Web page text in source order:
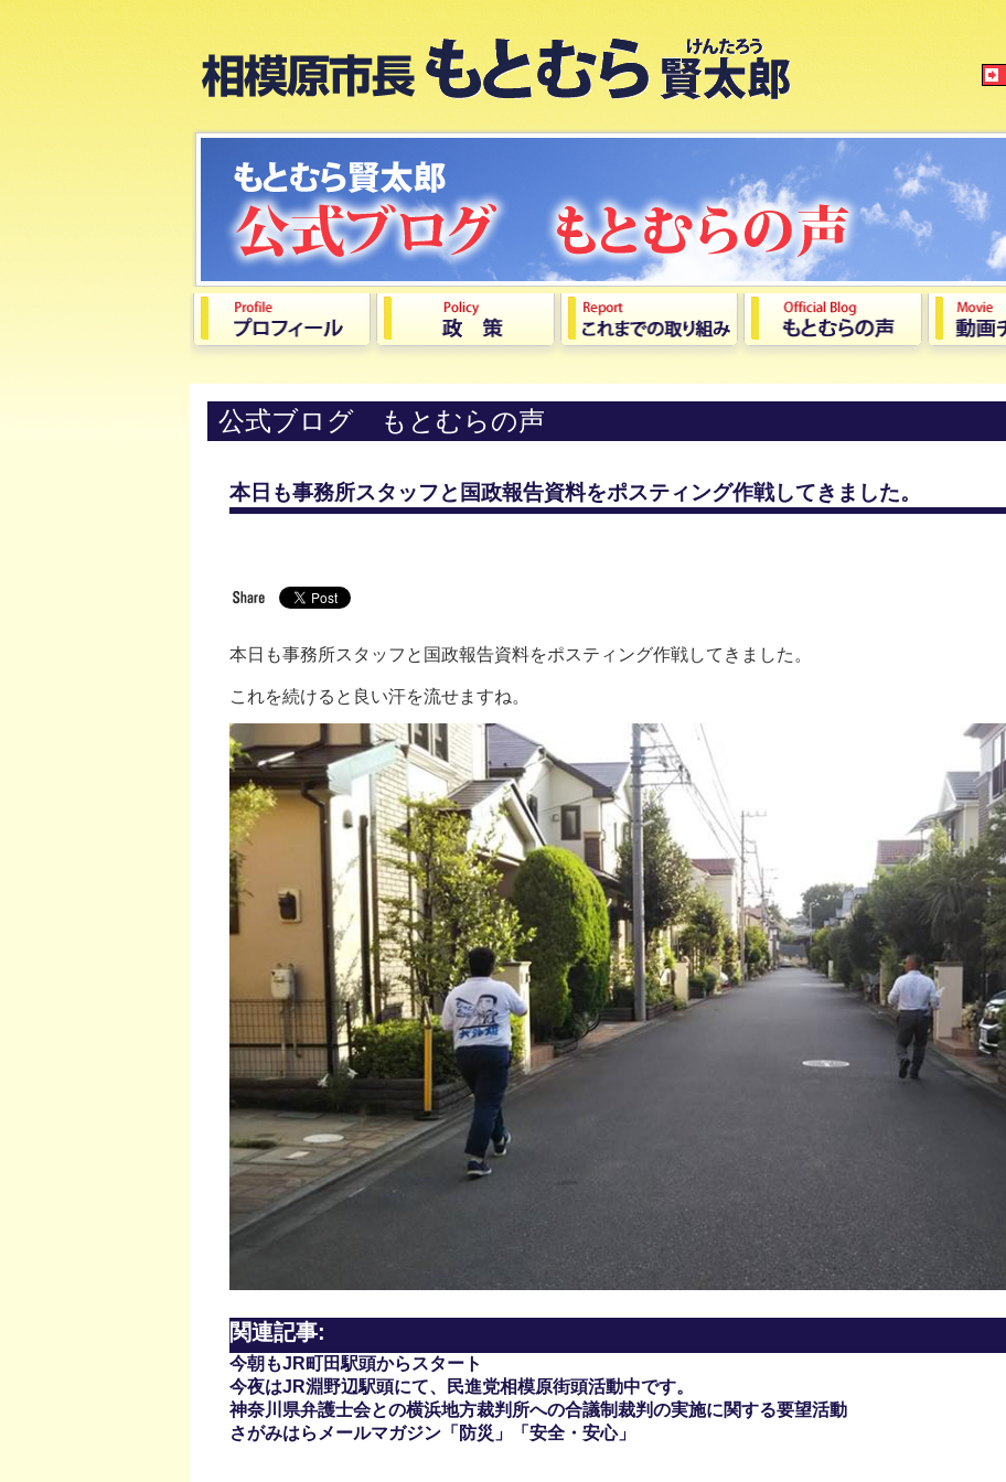
公式ブログ もとむらの声
本日も事務所スタッフと国政報告資料をポスティング作戦してきました。
本日も事務所スタッフと国政報告資料をポスティング作戦してきました。
これを続けると良い汗を流せますね。
関連記事:
今朝もJR町田駅頭からスタート
今夜はJR淵野辺駅頭にて、民進党相模原街頭活動中です。
神奈川県弁護士会との横浜地方裁判所への合議制裁判の実施に関する要望活動
さがみはらメールマガジン「防災」「安全・安心」